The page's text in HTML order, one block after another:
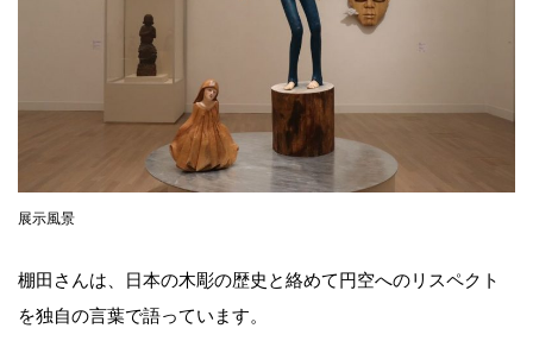
展示風景
棚田さんは、日本の木彫の歴史と絡めて円空へのリスペクト
を独自の言葉で語っています。